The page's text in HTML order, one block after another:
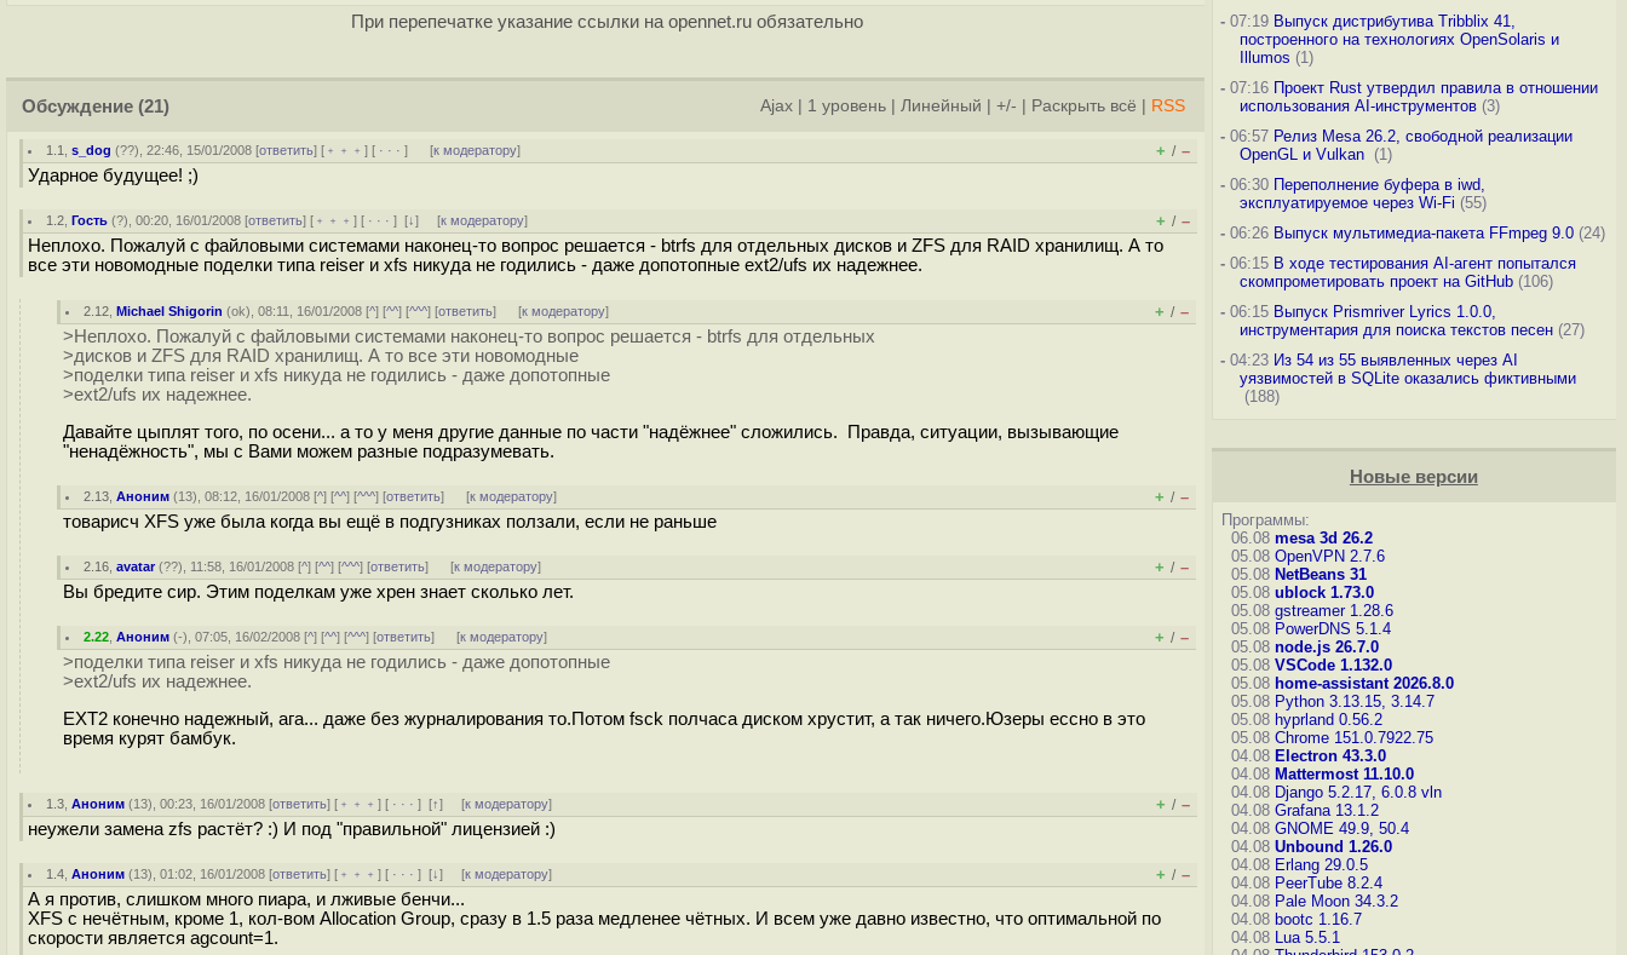
При перепечатке указание ссылки на opennet.ru обязательно
Обсуждение (21) Ajax 1 уровень Линейный +/- Раскрыть всё RSS
1.1 ,s_dog (??), 22:46, 15/01/2008 [ответить] [ ﹢﹢﹢] [ · · ·] [к модератору] + / –
Ударное будущее! ;)
1.2 ,Гость (?), 00:20, 16/01/2008 [ответить] [ ﹢﹢﹢] [ · · ·][↓] [к модератору] + / –
Неплохо. Пожалуй с файловыми системами наконец-то вопрос решается - btrfs для отдельных дисков и ZFS для RAID хранилищ. А то
все эти новомодные поделки типа reiser и xfs никуда не годились - даже допотопные ext2/ufs их надежнее.
2.12 ,Michael Shigorin (ok), 08:11, 16/01/2008 [^] [^^] [^^^] [ответить] [к модератору] + / –
>Неплохо. Пожалуй с файловыми системами наконец-то вопрос решается - btrfs для отдельных
>дисков и ZFS для RAID хранилищ. А то все эти новомодные
>поделки типа reiser и xfs никуда не годились - даже допотопные
>ext2/ufs их надежнее.
Давайте цыплят того, по осени... а то у меня другие данные по части "надёжнее" сложились. Правда, ситуации, вызывающие
"ненадёжность", мы с Вами можем разные подразумевать.
2.13 ,Аноним (13), 08:12, 16/01/2008 [^] [^^] [^^^] [ответить] [к модератору] + / –
товарисч XFS уже была когда вы ещё в подгузниках ползали, если не раньше
2.16 ,avatar(??), 11:58, 16/01/2008 [^] [^^] [^^^] [ответить] [к модератору] + / –
Вы бредите сир. Этим поделкам уже хрен знает сколько лет.
2.22 ,Аноним (-), 07:05, 16/02/2008 [^] [^^] [^^^] [ответить] [к модератору] + / –
>поделки типа reiser и xfs никуда не годились - даже допотопные
>ext2/ufs их надежнее.
EXT2 конечно надежный, ага... даже без журналирования то.Потом fsck полчаса диском хрустит, а так ничего.Юзеры ессно в это
время курят бамбук.
1.3 ,Аноним (13), 00:23, 16/01/2008 [ответить] [ ﹢﹢﹢] [ · · ·][↑] [к модератору] + / –
неужели замена zfs растёт? :) И под "правильной" лицензией :)
1.4 ,Аноним (13), 01:02, 16/01/2008 [ответить] [ ﹢﹢﹢] [ · · ·][↓] [к модератору] + / –
А я против, слишком много пиара, и лживые бенчи...
XFS с нечётным, кроме 1, кол-вом Allocation Group, сразу в 1.5 раза медленее чётных. И всем уже давно известно, что оптимальной по
скорости является agcount=1.
-07:19 Выпуск дистрибутива Tribblix 41,
построенного на технологиях OpenSolaris и
Illumos (1)
-07:16 Проект Rust утвердил правила в отношении
использования AI-инструментов(3)
-06:57 Релиз Mesa 26.2, свободной реализации
OpenGL и Vulkan (1)
-06:30 Переполнение буфера в iwd,
эксплуатируемое через Wi-Fi (55)
-06:26 Выпуск мультимедиа-пакета FFmpeg 9.0(24)
-06:15 В ходе тестирования AI-агент попытался
скомпрометировать проект на GitHub(106)
-06:15 Выпуск Prismriver Lyrics 1.0.0,
инструментария для поиска текстов песен(27)
-04:23 Из 54 из 55 выявленных через AI
уязвимостей в SQLite оказались фиктивными
(188)
Новые версии
Программы:
06.08 mesa 3d 26.2
05.08 OpenVPN 2.7.6
05.08 NetBeans 31
05.08 ublock 1.73.0
05.08 gstreamer 1.28.6
05.08 PowerDNS 5.1.4
05.08 node.js 26.7.0
05.08 VSCode 1.132.0
05.08 home-assistant 2026.8.0
05.08 Python 3.13.15, 3.14.7
05.08 hyprland 0.56.2
05.08 Chrome 151.0.7922.75
04.08 Electron 43.3.0
04.08 Mattermost 11.10.0
04.08 Django 5.2.17, 6.0.8 vln
04.08 Grafana 13.1.2
04.08 GNOME 49.9, 50.4
04.08 Unbound 1.26.0
04.08 Erlang 29.0.5
04.08 PeerTube 8.2.4
04.08 Pale Moon 34.3.2
04.08 bootc 1.16.7
04.08 Lua 5.5.1